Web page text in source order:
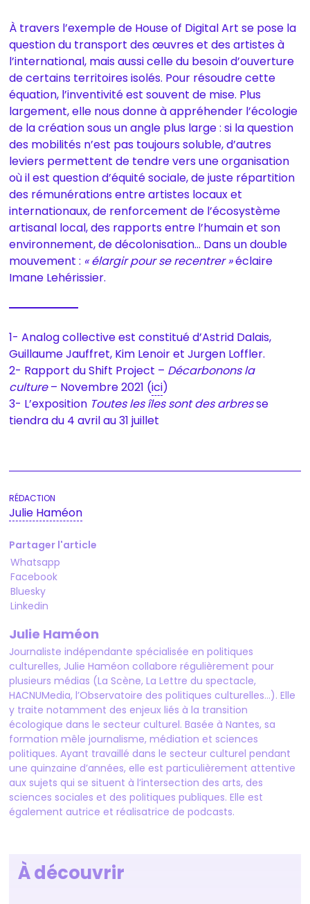
À travers l’exemple de House of Digital Art se pose la
question du transport des œuvres et des artistes à
l’international, mais aussi celle du besoin d’ouverture
de certains territoires isolés. Pour résoudre cette
équation, l’inventivité est souvent de mise. Plus
largement, elle nous donne à appréhender l’écologie
de la création sous un angle plus large : si la question
des mobilités n’est pas toujours soluble, d’autres
leviers permettent de tendre vers une organisation
où il est question d’équité sociale, de juste répartition
des rémunérations entre artistes locaux et
internationaux, de renforcement de l’écosystème
artisanal local, des rapports entre l’humain et son
environnement, de décolonisation… Dans un double
mouvement : « élargir pour se recentrer »éclaire
Imane Lehérissier.
1- Analog collective est constitué d’Astrid Dalais,
Guillaume Jauffret, Kim Lenoir et Jurgen Loffler.
2- Rapport du Shift Project – Décarbonons la
culture– Novembre 2021 (ici)
3- L’exposition Toutes les îles sont des arbresse
tiendra du 4 avril au 31 juillet
Julie Haméon
Partager l'article
Whatsapp
Facebook
Bluesky
Linkedin
Julie Haméon
Journaliste indépendante spécialisée en politiques
culturelles, Julie Haméon collabore régulièrement pour
plusieurs médias (La Scène, La Lettre du spectacle,
HACNUMedia, l’Observatoire des politiques culturelles…). Elle
y traite notamment des enjeux liés à la transition
écologique dans le secteur culturel. Basée à Nantes, sa
formation mêle journalisme, médiation et sciences
politiques. Ayant travaillé dans le secteur culturel pendant
une quinzaine d’années, elle est particulièrement attentive
aux sujets qui se situent à l’intersection des arts, des
sciences sociales et des politiques publiques. Elle est
également autrice et réalisatrice de podcasts.
À découvrir